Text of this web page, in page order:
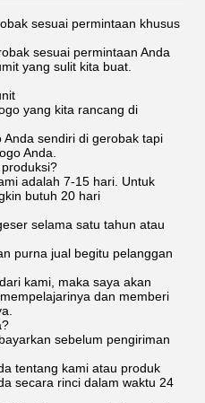
sesuai permintaan khusus
sesuai permintaan Anda
yang sulit kita buat.
yang kita rancang di
sendiri di gerobak tapi
Anda.
adalah 7-15 hari. Untuk
butuh 20 hari
selama satu tahun atau
purna jual begitu pelanggan
kami, maka saya akan
dan memberi
sebelum pengiriman
tentang kami atau produk
secara rinci dalam waktu 24